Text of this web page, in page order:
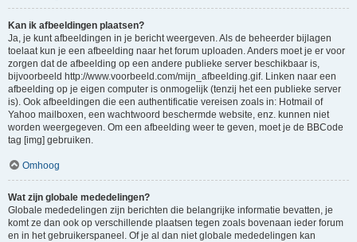
Kan ik afbeeldingen plaatsen?
Ja, je kunt afbeeldingen in je bericht weergeven. Als de beheerder bijlagen
toelaat kun je een afbeelding naar het forum uploaden. Anders moet je er voor
zorgen dat de afbeelding op een andere publieke server beschikbaar is,
bijvoorbeeld http://www.voorbeeld.com/mijn_afbeelding.gif. Linken naar een
afbeelding op je eigen computer is onmogelijk (tenzij het een publieke server
is). Ook afbeeldingen die een authentificatie vereisen zoals in: Hotmail of
Yahoo mailboxen, een wachtwoord beschermde website, enz. kunnen niet
worden weergegeven. Om een afbeelding weer te geven, moet je de BBCode
tag [img] gebruiken.
Omhoog
Wat zijn globale mededelingen?
Globale mededelingen zijn berichten die belangrijke informatie bevatten, je
komt ze dan ook op verschillende plaatsen tegen zoals bovenaan ieder forum
en in het gebruikerspaneel. Of je al dan niet globale mededelingen kan